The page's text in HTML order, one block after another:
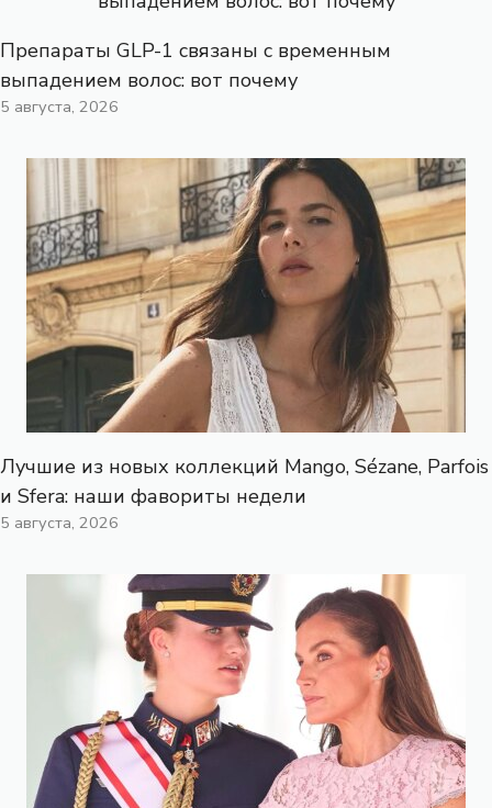
Препараты GLP-1 связаны с временным
выпадением волос: вот почему
5 августа, 2026
Лучшие из новых коллекций Mango, Sézane, Parfois
и Sfera: наши фавориты недели
5 августа, 2026